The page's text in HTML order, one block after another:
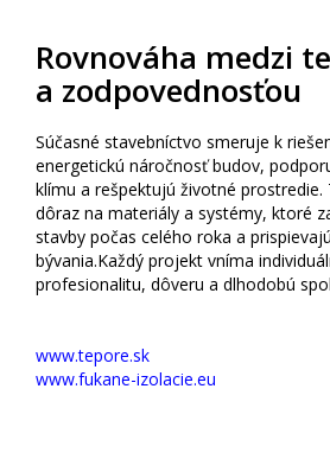
Rovnováha medzi
a zodpovednosťou
Súčasné stavebníctvo smeruje k
energetickú náročnosť budov,
klímu a rešpektujú životné prostredie.
dôraz na materiály a systémy, ktoré
stavby počas celého roka a
bývania.Každý projekt vníma
profesionalitu, dôveru a dlhodobú
www.tepore.sk
www.fukane-izolacie.eu